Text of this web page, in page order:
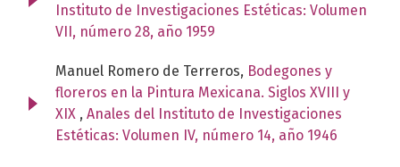
Instituto de Investigaciones Estéticas: Volumen
VII, número 28, año 1959
Manuel Romero de Terreros, Bodegones y
floreros en la Pintura Mexicana. Siglos XVIII y
XIX , Anales del Instituto de Investigaciones
Estéticas: Volumen IV, número 14, año 1946